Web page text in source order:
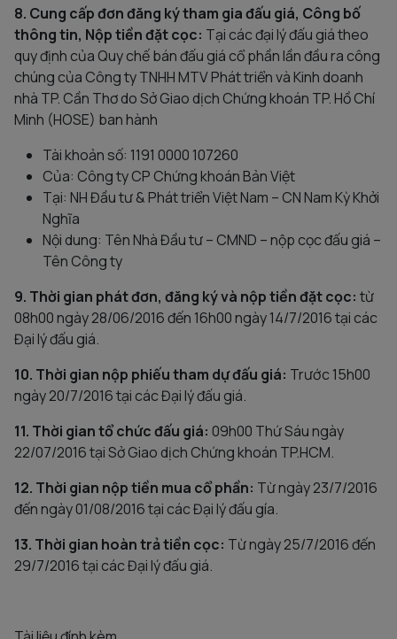
8. Cung cấp đơn đăng ký tham gia đấu giá, Công bố
thông tin, Nộp tiền đặt cọc: Tại các đại lý đấu giá theo
quy định của Quy chế bán đấu giá cổ phần lần đầu ra công
chúng của Công ty TNHH MTV Phát triển và Kinh doanh
nhà TP. Cần Thơ do Sở Giao dịch Chứng khoán TP. Hồ Chí
Minh (HOSE) ban hành
Tài khoản số: 1191 0000 107260
Của: Công ty CP Chứng khoán Bản Việt
Tại: NH Đầu tư & Phát triển Việt Nam – CN Nam Kỳ Khởi
Nghĩa
Nội dung: Tên Nhà Đầu tư – CMND – nộp cọc đấu giá –
Tên Công ty
9. Thời gian phát đơn, đăng ký và nộp tiền đặt cọc: từ
08h00 ngày 28/06/2016 đến 16h00 ngày 14/7/2016 tại các
Đại lý đấu giá.
10. Thời gian nộp phiếu tham dự đấu giá: Trước 15h00
ngày 20/7/2016 tại các Đại lý đấu giá.
11. Thời gian tổ chức đấu giá: 09h00 Thứ Sáu ngày
22/07/2016 tại Sở Giao dịch Chứng khoán TP.HCM.
12. Thời gian nộp tiền mua cổ phần: Từ ngày 23/7/2016
đến ngày 01/08/2016 tại các Đại lý đấu gía.
13. Thời gian hoàn trả tiền cọc: Từ ngày 25/7/2016 đến
29/7/2016 tại các Đại lý đấu giá.